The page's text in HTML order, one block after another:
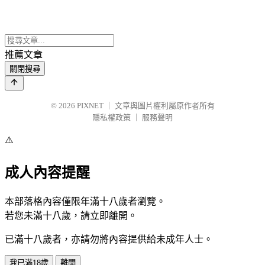
推薦文章
關閉搜尋
© 2026 PIXNET
文章與圖片權利屬原作者所有
隱私權政策
服務聲明
⚠️
成人內容提醒
本部落格內容僅限年滿十八歲者瀏覽。
若您未滿十八歲，請立即離開。
已滿十八歲者，亦請勿將內容提供給未成年人士。
我已滿18歲 離開